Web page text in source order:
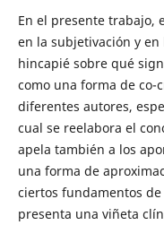
En el presente trabajo,
en la subjetivación y
hincapié sobre qué
como una forma de co-
diferentes autores,
cual se reelabora el
apela también a los
una forma de
ciertos fundamentos
presenta una viñeta